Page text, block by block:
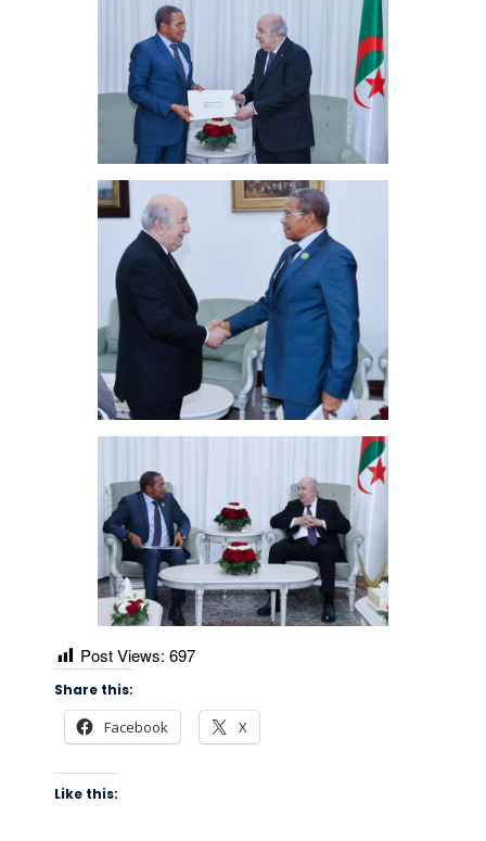
Post Views: 697
Share this:
Facebook X
Like this: